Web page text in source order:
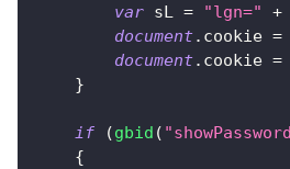
var sL = "lgn=" +
document. cookie =
document. cookie =
}
if (gbid (
{